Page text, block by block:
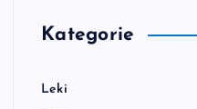
Kategorie
Leki